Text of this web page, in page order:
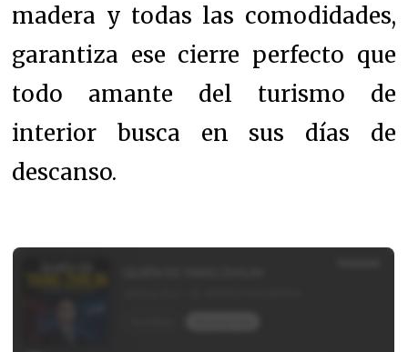
madera y todas las comodidades,
garantiza ese cierre perfecto que
todo amante del turismo de
interior busca en sus días de
descanso.